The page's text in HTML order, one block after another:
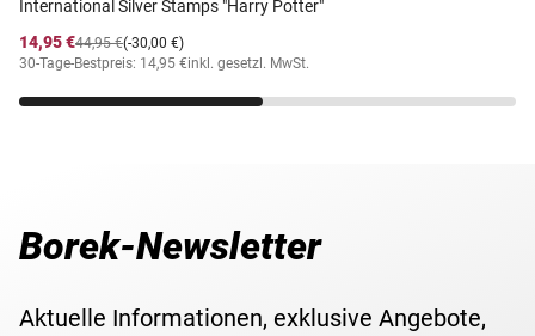
International Silver Stamps "Harry Potter"
14,95 €
(-30,00 €)
44,95 €
30-Tage-Bestpreis: 14,95 €inkl. gesetzl. MwSt.
Borek-Newsletter
Aktuelle Informationen, exklusive Angebote,